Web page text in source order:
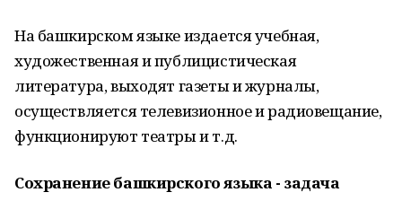
На башкирском языке издается учебная,
художественная и публицистическая
литература, выходят газеты и журналы,
осуществляется телевизионное и радиовещание,
функционируют театры и т.д.
Сохранение башкирского языка - задача